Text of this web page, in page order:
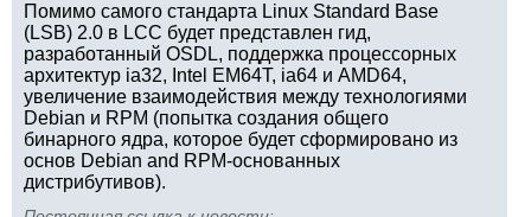
Помимо самого стандарта Linux Standard Base
(LSB) 2.0 в LCC будет представлен гид,
разработанный OSDL, поддержка процессорных
архитектур ia32, Intel EM64T, ia64 и AMD64,
увеличение взаимодействия между технологиями
Debian и RPM (попытка создания общего
бинарного ядра, которое будет сформировано из
основ Debian and RPM-основанных
дистрибутивов).